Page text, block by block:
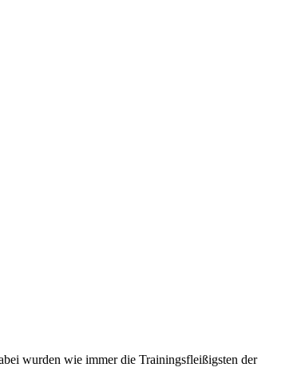
wurden wie immer die Trainingsfleißigsten der